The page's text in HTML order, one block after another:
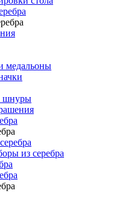
медальоны
шнуры
из серебра